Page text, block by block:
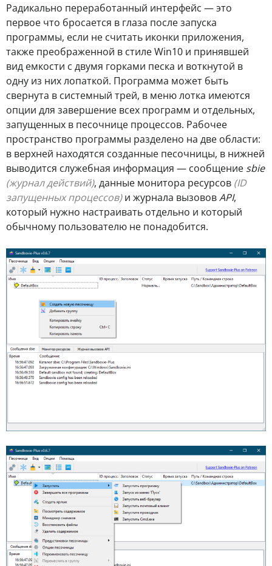
Радикально переработанный интерфейс — это
первое что бросается в глаза после запуска
программы, если не считать иконки приложения,
также преображенной в стиле Win10 и принявшей
вид емкости с двумя горками песка и воткнутой в
одну из них лопаткой. Программа может быть
свернута в системный трей, в меню лотка имеются
опции для завершение всех программ и отдельных,
запущенных в песочнице процессов. Рабочее
пространство программы разделено на две области:
в верхней находятся созданные песочницы, в нижней
выводится служебная информация — сообщение sbie
(журнал действий), данные монитора ресурсов (ID
запущенных процессов)и журнала вызововAPI,
который нужно настраивать отдельно и который
обычному пользователю не понадобится.